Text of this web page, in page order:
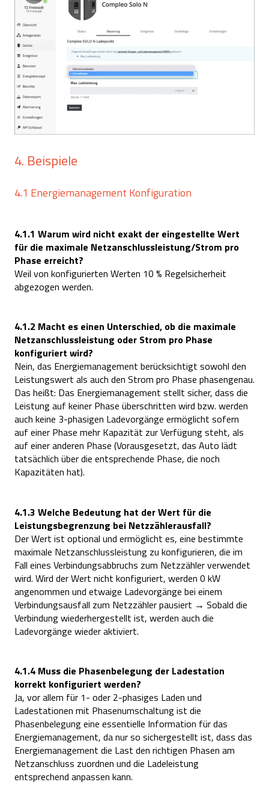
4. Beispiele
4.1 Energiemanagement Konfiguration
4.1.1 Warum wird nicht exakt der eingestellte Wert
für die maximale Netzanschlussleistung/Strom pro
Phase erreicht?
Weil von konfigurierten Werten 10 % Regelsicherheit
abgezogen werden.
4.1.2 Macht es einen Unterschied, ob die maximale
Netzanschlussleistung oder Strom pro Phase
konfiguriert wird?
Nein, das Energiemanagement berücksichtigt sowohl den
Leistungswert als auch den Strom pro Phase phasengenau.
Das heißt: Das Energiemanagement stellt sicher, dass die
Leistung auf keiner Phase überschritten wird bzw. werden
auch keine 3-phasigen Ladevorgänge ermöglicht sofern
auf einer Phase mehr Kapazität zur Verfügung steht, als
auf einer anderen Phase (Vorausgesetzt, das Auto lädt
tatsächlich über die entsprechende Phase, die noch
Kapazitäten hat).
4.1.3 Welche Bedeutung hat der Wert für die
Leistungsbegrenzung bei Netzzählerausfall?
Der Wert ist optional und ermöglicht es, eine bestimmte
maximale Netzanschlussleistung zu konfigurieren, die im
Fall eines Verbindungsabbruchs zum Netzzähler verwendet
wird. Wird der Wert nicht konfiguriert, werden 0 kW
angenommen und etwaige Ladevorgänge bei einem
Verbindungsausfall zum Netzzähler pausiert → Sobald die
Verbindung wiederhergestellt ist, werden auch die
Ladevorgänge wieder aktiviert.
4.1.4 Muss die Phasenbelegung der Ladestation
korrekt konfiguriert werden?
Ja, vor allem für 1- oder 2-phasiges Laden und
Ladestationen mit Phasenumschaltung ist die
Phasenbelegung eine essentielle Information für das
Energiemanagement, da nur so sichergestellt ist, dass das
Energiemanagement die Last den richtigen Phasen am
Netzanschluss zuordnen und die Ladeleistung
entsprechend anpassen kann.